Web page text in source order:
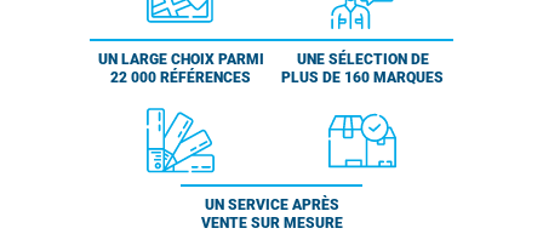
UN LARGE CHOIX PARMI
22 000 RÉFÉRENCES
UNE SÉLECTION DE
PLUS DE 160 MARQUES
UN SERVICE APRÈS
VENTE SUR MESURE